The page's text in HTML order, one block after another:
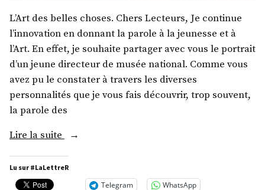
L’Art des belles choses. Chers Lecteurs, Je continue
l’innovation en donnant la parole à la jeunesse et à
l’Art. En effet, je souhaite partager avec vous le portrait
d’un jeune directeur de musée national. Comme vous
avez pu le constater à travers les diverses
personnalités que je vous fais découvrir, trop souvent,
la parole des
Lire la suite
« M.
Deldicque »
Lu sur #LaLettreR
Telegram WhatsApp